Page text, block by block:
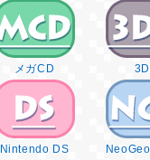
メガCD
Nintendo DS